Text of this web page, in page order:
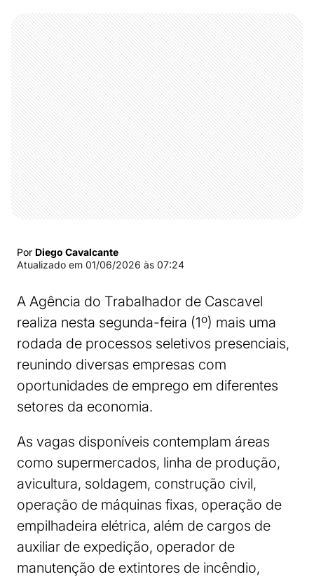
Por Diego Cavalcante
Atualizado em 01/06/2026 às 07:24
A Agência do Trabalhador de Cascavel
realiza nesta segunda-feira (1º) mais uma
rodada de processos seletivos presenciais,
reunindo diversas empresas com
oportunidades de emprego em diferentes
setores da economia.
As vagas disponíveis contemplam áreas
como supermercados, linha de produção,
avicultura, soldagem, construção civil,
operação de máquinas fixas, operação de
empilhadeira elétrica, além de cargos de
auxiliar de expedição, operador de
manutenção de extintores de incêndio,